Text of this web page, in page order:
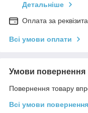
Детальніше
Оплата за
Всі умови оплати
Умови повернення
Повернення товару
Всі умови повернення